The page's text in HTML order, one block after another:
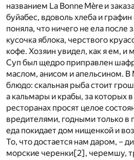
названием La Bonne Mère и
буйабес, вдоволь хлеба и
поняла, что ничего не ела после
кусочка яблока, черствого
кофе. Хозяин увидел, как я ем, и
Суп был щедро приправлен
маслом, анисом и апельсином.
блюдо: скальная рыба стоит
а кальмары и крабы, за которых
ресторанах просят целое
вредителями, годными только в
еда покидает дом нищенкой и
То, что достается нам даром, –
морские черенки[2], черемшу,